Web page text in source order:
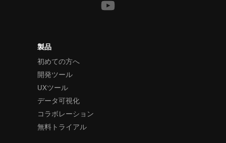
製品
初めての方へ
開発ツール
UXツール
データ可視化
コラボレーション
無料トライアル